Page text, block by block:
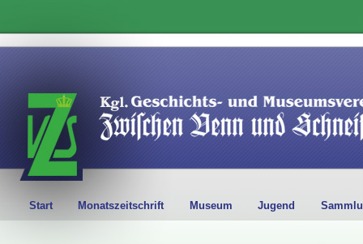
Start Monatszeitschrift Museum Jugend